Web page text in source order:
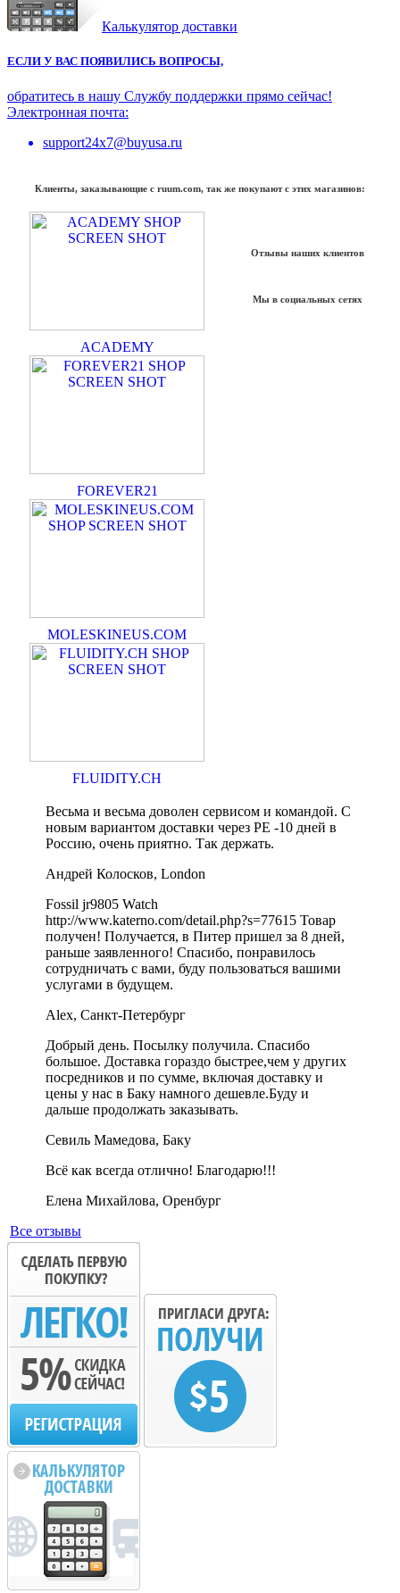
Калькулятор доставки
ЕСЛИ У ВАС ПОЯВИЛИСЬ ВОПРОСЫ,
обратитесь в нашу Службу поддержки прямо сейчас!
Электронная почта:
support24x7@buyusa.ru
Клиенты, заказывающие с ruum.com, так же покупают с этих магазинов:
ACADEMY
FOREVER21
MOLESKINEUS.COM
FLUIDITY.CH
Отзывы наших клиентов
Мы в социальных сетях
Весьма и весьма доволен сервисом и командой. С
новым вариантом доставки через РЕ -10 дней в
Россию, очень приятно. Так держать.
Андрей Колосков, London
Fossil jr9805 Watch
http://www.katerno.com/detail.php?s=77615 Товар
получен! Получается, в Питер пришел за 8 дней,
раньше заявленного! Спасибо, понравилось
сотрудничать с вами, буду пользоваться вашими
услугами в будущем.
Alex, Санкт-Петербург
Добрый день. Посылку получила. Спасибо
большое. Доставка гораздо быстрее,чем у других
посредников и по сумме, включая доставку и
цены у нас в Баку намного дешевле.Буду и
дальше продолжать заказывать.
Севиль Мамедова, Баку
Всё как всегда отлично! Благодарю!!!
Елена Михайлова, Оренбург
Все отзывы